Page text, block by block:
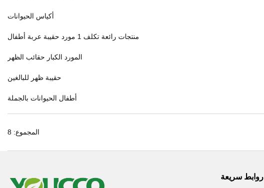
أكياس الحيوانات
منتجات رائعة تكلف 1 مورد حقيبة عربة أطفال
المورد الكبار حقائب الظهر
حقيبة ظهر للبالغين
أطفال الحيوانات بالجملة
المجموع: 8
روابط سريعة